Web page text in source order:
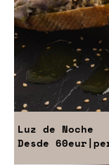
Luz de Noche
Desde 60eur